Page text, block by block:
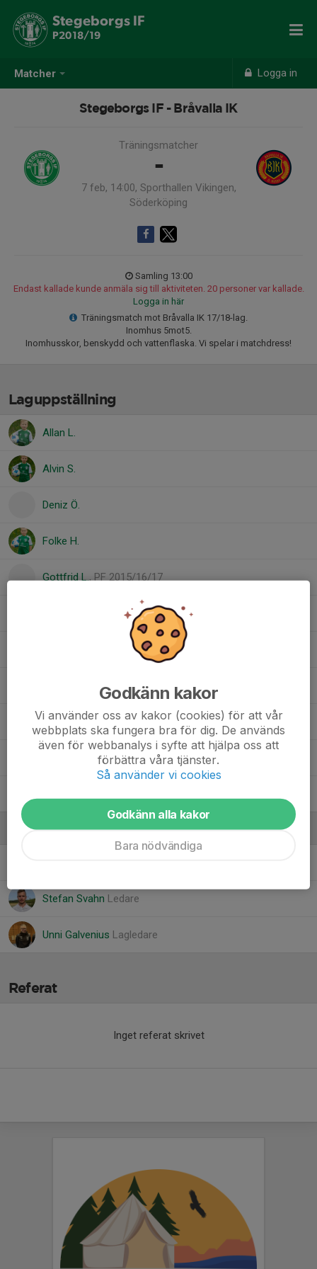
Matcher Logga in
Stegeborgs IF
P2018/19
Stegeborgs IF - Bråvalla IK
Träningsmatcher
-
7 feb, 14:00, Sporthallen Vikingen,
Söderköping
Samling 13:00
Endast kallade kunde anmäla sig till aktiviteten. 20 personer var kallade.
Logga in här
Träningsmatch mot Bråvalla IK 17/18-lag.
Inomhus 5mot5.
Inomhusskor, benskydd och vattenflaska. Vi spelar i matchdress!
Laguppställning
Allan L.
Alvin S.
Deniz Ö.
Folke H.
Gottfrid L., PF 2015/16/17
Lukaz R., PF 2015/16/17
Ledare
Stefan Svahn Ledare
Unni Galvenius Lagledare
Referat
Inget referat skrivet
Godkänn kakor
Vi använder oss av kakor (cookies) för att vår
webbplats ska fungera bra för dig. De används
även för webbanalys i syfte att hjälpa oss att
förbättra våra tjänster.
Så använder vi cookies
Godkänn alla kakor
Bara nödvändiga